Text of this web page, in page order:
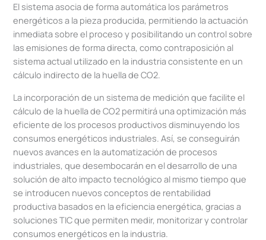
El sistema asocia de forma automática los parámetros
energéticos a la pieza producida, permitiendo la actuación
inmediata sobre el proceso y posibilitando un control sobre
las emisiones de forma directa, como contraposición al
sistema actual utilizado en la industria consistente en un
cálculo indirecto de la huella de CO2.
La incorporación de un sistema de medición que facilite el
cálculo de la huella de CO2 permitirá una optimización más
eficiente de los procesos productivos disminuyendo los
consumos energéticos industriales. Así, se conseguirán
nuevos avances en la automatización de procesos
industriales, que desembocarán en el desarrollo de una
solución de alto impacto tecnológico al mismo tiempo que
se introducen nuevos conceptos de rentabilidad
productiva basados en la eficiencia energética, gracias a
soluciones TIC que permiten medir, monitorizar y controlar
consumos energéticos en la industria.